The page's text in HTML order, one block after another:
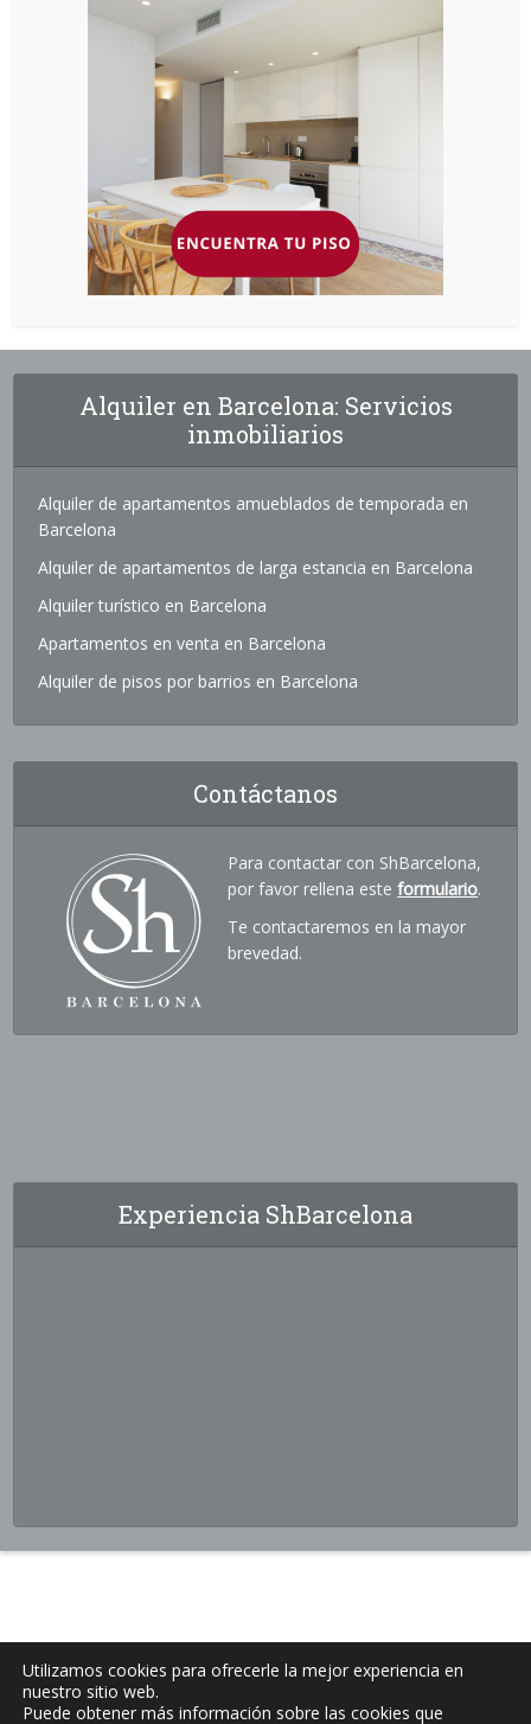
Alquiler en Barcelona: Servicios
inmobiliarios
Alquiler de apartamentos amueblados de temporada en
Barcelona
Alquiler de apartamentos de larga estancia en Barcelona
Alquiler turístico en Barcelona
Apartamentos en venta en Barcelona
Alquiler de pisos por barrios en Barcelona
Contáctanos
Para contactar con ShBarcelona,
por favor rellena esteformulario.
Te contactaremos en la mayor
brevedad.
Experiencia ShBarcelona
Utilizamos cookies para ofrecerle la mejor experiencia en
nuestro sitio web.
Puede obtener más información sobre las cookies que